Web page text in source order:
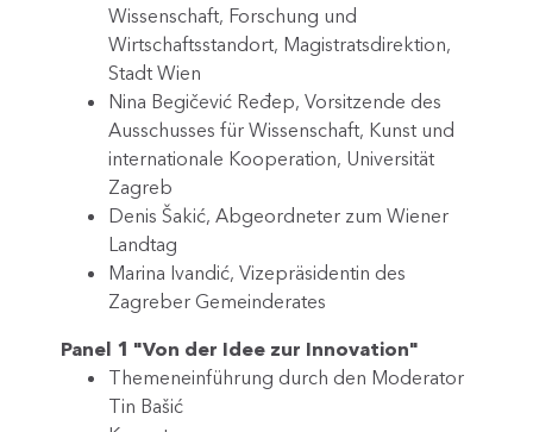
Wissenschaft, Forschung und
Wirtschaftsstandort, Magistratsdirektion,
Stadt Wien
Nina Begičević Ređep, Vorsitzende des
Ausschusses für Wissenschaft, Kunst und
internationale Kooperation, Universität
Zagreb
Denis Šakić, Abgeordneter zum Wiener
Landtag
Marina Ivandić, Vizepräsidentin des
Zagreber Gemeinderates
Panel 1 "Von der Idee zur Innovation"
Themeneinführung durch den Moderator
Tin Bašić